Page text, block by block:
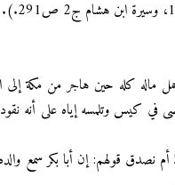
ماله كله حين هاجر من مكة إلى
في كيس وتلمسه إياه على أنه نقود
قولهم: إن أبا بكر سمع والده